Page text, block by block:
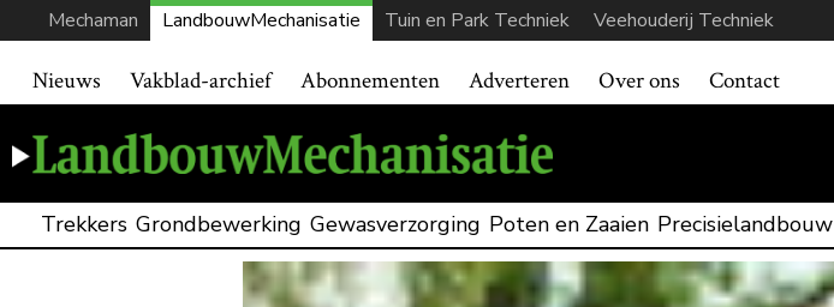
Mechaman LandbouwMechanisatie Tuin en Park Techniek Veehouderij Techniek
Nieuws Vakblad-archief Abonnementen Adverteren Over ons Contact
Trekkers Grondbewerking Gewasverzorging Poten en Zaaien Precisielandbouw